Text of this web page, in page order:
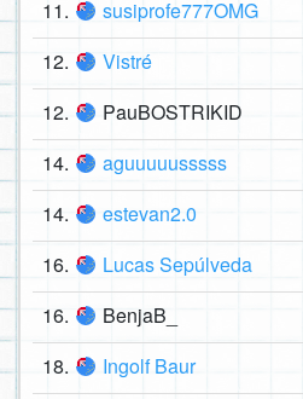
11. susiprofe777OMG
12. Vistré
12. PauBOSTRIKID
14. aguuuuusssss
14. estevan2.0
16. Lucas Sepúlveda
16. BenjaB_
18. Ingolf Baur